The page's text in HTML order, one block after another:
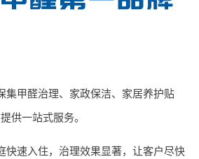
集甲醛治理、家政保洁、家居养护贴
供一站式服务。
快速入住，治理效果显著，让客户尽快